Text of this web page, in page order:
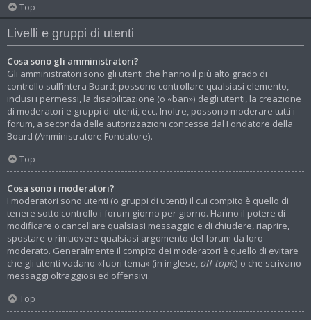
Top
Livelli e gruppi di utenti
Cosa sono gli amministratori?
Gli amministratori sono gli utenti che hanno il più alto grado di
controllo sull’intera Board; possono controllare qualsiasi elemento,
inclusi i permessi, la disabilitazione (o «ban») degli utenti, la creazione
di moderatori e gruppi di utenti, ecc. Inoltre, possono moderare tutti i
forum, a seconda delle autorizzazioni concesse dal Fondatore della
Board (Amministratore Fondatore).
Top
Cosa sono i moderatori?
I moderatori sono utenti (o gruppi di utenti) il cui compito è quello di
tenere sotto controllo i forum giorno per giorno. Hanno il potere di
modificare o cancellare qualsiasi messaggio e di chiudere, riaprire,
spostare o rimuovere qualsiasi argomento del forum da loro
moderato. Generalmente il compito dei moderatori è quello di evitare
che gli utenti vadano «fuori tema» (in inglese, off-topic) o che scrivano
messaggi oltraggiosi ed offensivi.
Top